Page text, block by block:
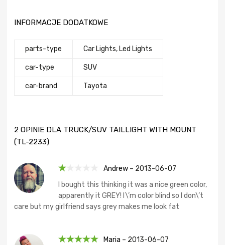
INFORMACJE DODATKOWE
parts-type Car Lights, Led Lights
car-type SUV
сar-brand Tayota
2 OPINIE DLA TRUCK/SUV TAILLIGHT WITH MOUNT
(TL-2233)
ce
ni
on
na
Andrew – 2013-06-07
I bought this thinking it was a nice green color,
apparently it GREY! I\’m color blind so I don\’t
care but my girlfriend says grey makes me look fat
Maria – 2013-06-07